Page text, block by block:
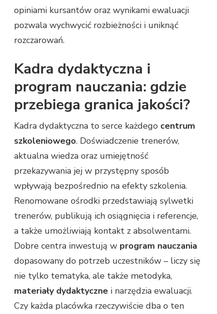
opiniami kursantów oraz wynikami ewaluacji
pozwala wychwycić rozbieżności i uniknąć
rozczarowań.
Kadra dydaktyczna i
program nauczania: gdzie
przebiega granica jakości?
Kadra dydaktyczna to serce każdego centrum
szkoleniowego. Doświadczenie trenerów,
aktualna wiedza oraz umiejętność
przekazywania jej w przystępny sposób
wpływają bezpośrednio na efekty szkolenia.
Renomowane ośrodki przedstawiają sylwetki
trenerów, publikują ich osiągnięcia i referencje,
a także umożliwiają kontakt z absolwentami.
Dobre centra inwestują w program nauczania
dopasowany do potrzeb uczestników – liczy się
nie tylko tematyka, ale także metodyka,
materiały dydaktyczne i narzędzia ewaluacji.
Czy każda placówka rzeczywiście dba o ten